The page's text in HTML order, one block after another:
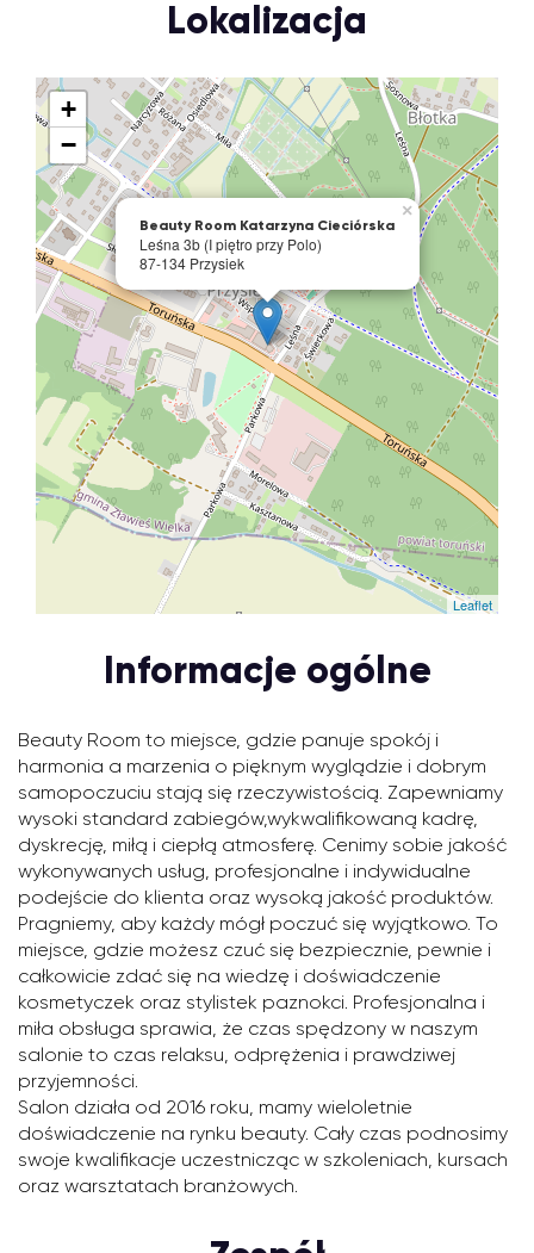
Lokalizacja
Beauty Room Katarzyna Cieciórska
Leśna 3b (I piętro przy Polo)
87-134 Przysiek
×
+
−
Leaflet
Informacje ogólne
Beauty Room to miejsce, gdzie panuje spokój i
harmonia a marzenia o pięknym wyglądzie i dobrym
samopoczuciu stają się rzeczywistością. Zapewniamy
wysoki standard zabiegów,wykwalifikowaną kadrę,
dyskrecję, miłą i ciepłą atmosferę. Cenimy sobie jakość
wykonywanych usług, profesjonalne i indywidualne
podejście do klienta oraz wysoką jakość produktów.
Pragniemy, aby każdy mógł poczuć się wyjątkowo. To
miejsce, gdzie możesz czuć się bezpiecznie, pewnie i
całkowicie zdać się na wiedzę i doświadczenie
kosmetyczek oraz stylistek paznokci. Profesjonalna i
miła obsługa sprawia, że czas spędzony w naszym
salonie to czas relaksu, odprężenia i prawdziwej
przyjemności.
Salon działa od 2016 roku, mamy wieloletnie
doświadczenie na rynku beauty. Cały czas podnosimy
swoje kwalifikacje uczestnicząc w szkoleniach, kursach
oraz warsztatach branżowych.